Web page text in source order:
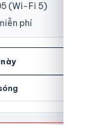
(Wi-Fi 5)
phí